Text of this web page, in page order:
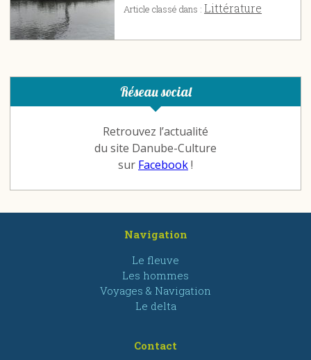
Article classé dans : Littérature
Réseau social
Retrouvez l’actualité
du site Danube-Culture
sur Facebook!
Navigation
Le fleuve
Les hommes
Voyages & Navigation
Le delta
Contact